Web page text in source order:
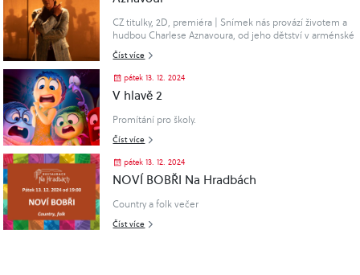
CZ titulky, 2D, premiéra | Snímek nás provází životem a
hudbou Charlese Aznavoura, od jeho dětství v arménské
rodině, která před genocidou uprchla do Francie, od
prvních vystoupení v pařížských k..
Číst více
pátek 13. 12. 2024
V hlavě 2
Promítání pro školy.
Číst více
pátek 13. 12. 2024
NOVÍ BOBŘI Na Hradbách
Country a folk večer
Číst více